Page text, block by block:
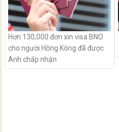
Hơn 130,000 đơn xin visa BNO
cho người Hồng Kông đã được
Anh chấp nhận